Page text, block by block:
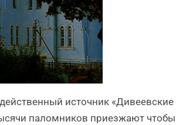
источник «Дивеевские
паломников приезжают чтобы